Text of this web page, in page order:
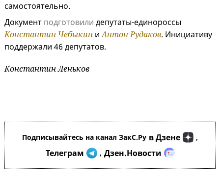
самостоятельно.
Документ подготовили депутаты-единороссы
Константин Чебыкин иАнтон Рудаков. Инициативу
поддержали 46 депутатов.
Константин Леньков
Подписывайтесь на канал ЗакС.Ру в Дзене ,
Телеграм , Дзен.Новости